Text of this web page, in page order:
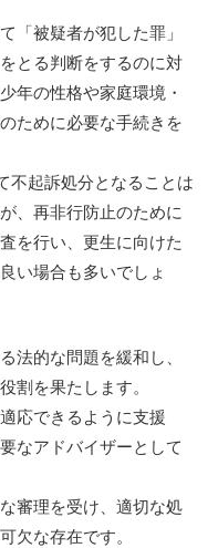
「被疑者が犯した罪」
とる判断をするのに対
年の性格や家庭環境・
ために必要な手続きを
不起訴処分となることは
、再非行防止のために
を行い、更生に向けた
い場合も多いでしょ
法的な問題を緩和し、
割を果たします。
応できるように支援
なアドバイザーとして
審理を受け、適切な処
欠な存在です。